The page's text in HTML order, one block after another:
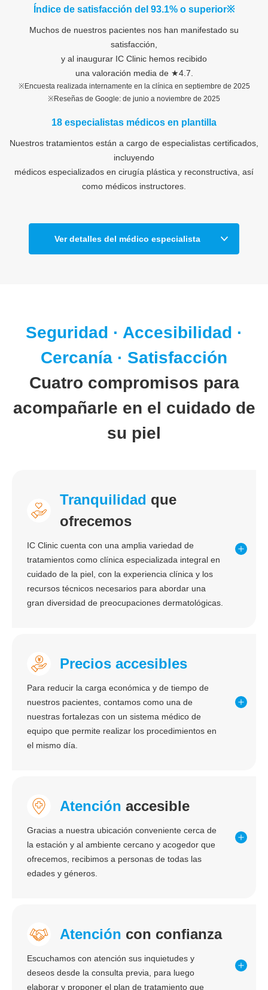
Índice de satisfacción del 93.1% o superior※
Muchos de nuestros pacientes nos han manifestado su
satisfacción,
y al inaugurar IC Clinic hemos recibido
una valoración media de ★4.7.
※Encuesta realizada internamente en la clínica en septiembre de 2025
※Reseñas de Google: de junio a noviembre de 2025
18 especialistas médicos en plantilla
Nuestros tratamientos están a cargo de especialistas certificados,
incluyendo
médicos especializados en cirugía plástica y reconstructiva, así
como médicos instructores.
Ver detalles del médico especialista
Seguridad · Accesibilidad ·
Cercanía · Satisfacción
Cuatro compromisos para
acompañarle en el cuidado de
su piel
Tranquilidad que
ofrecemos
IC Clinic cuenta con una amplia variedad de
tratamientos como clínica especializada integral en
cuidado de la piel, con la experiencia clínica y los
recursos técnicos necesarios para abordar una
gran diversidad de preocupaciones dermatológicas.
Precios accesibles
Para reducir la carga económica y de tiempo de
nuestros pacientes, contamos como una de
nuestras fortalezas con un sistema médico de
equipo que permite realizar los procedimientos en
el mismo día.
Atención accesible
Gracias a nuestra ubicación conveniente cerca de
la estación y al ambiente cercano y acogedor que
ofrecemos, recibimos a personas de todas las
edades y géneros.
Atención con confianza
Escuchamos con atención sus inquietudes y
deseos desde la consulta previa, para luego
elaborar y proponer el plan de tratamiento que